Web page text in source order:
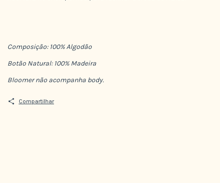
Composição: 100% Algodão
Botão Natural: 100% Madeira
Bloomer não acompanha body.
Compartilhar